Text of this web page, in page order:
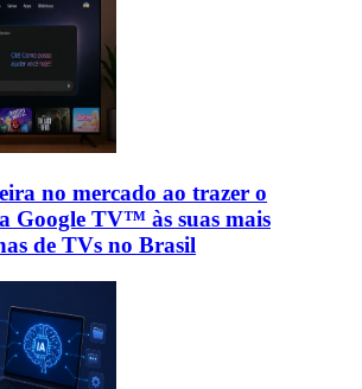
no mercado ao trazer o
Google TV™ às suas mais
de TVs no Brasil